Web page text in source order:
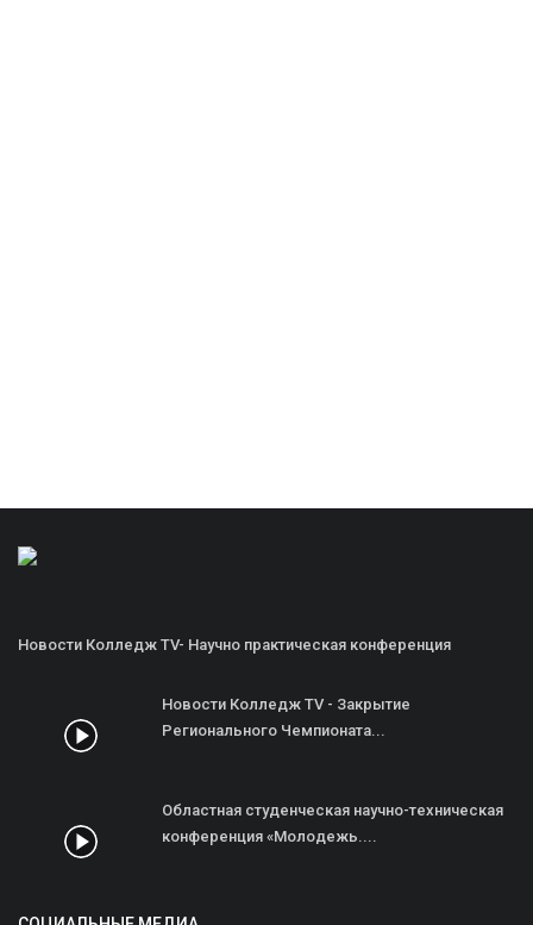
Новости Колледж TV- Научно практическая конференция
Новости Колледж TV - Закрытие
Регионального Чемпионата...
Областная студенческая научно-техническая
конференция «Молодежь....